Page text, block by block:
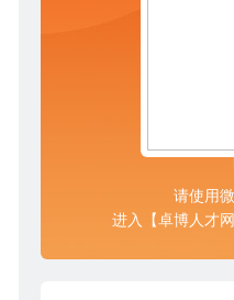
请使用
进入【卓博人才